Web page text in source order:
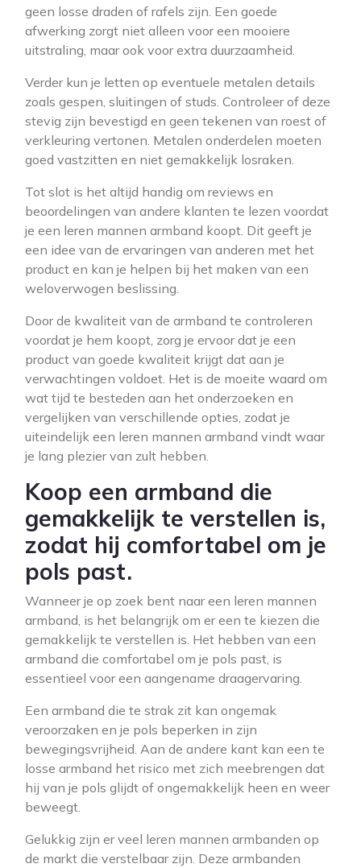
geen losse draden of rafels zijn. Een goede
afwerking zorgt niet alleen voor een mooiere
uitstraling, maar ook voor extra duurzaamheid.
Verder kun je letten op eventuele metalen details
zoals gespen, sluitingen of studs. Controleer of deze
stevig zijn bevestigd en geen tekenen van roest of
verkleuring vertonen. Metalen onderdelen moeten
goed vastzitten en niet gemakkelijk losraken.
Tot slot is het altijd handig om reviews en
beoordelingen van andere klanten te lezen voordat
je een leren mannen armband koopt. Dit geeft je
een idee van de ervaringen van anderen met het
product en kan je helpen bij het maken van een
weloverwogen beslissing.
Door de kwaliteit van de armband te controleren
voordat je hem koopt, zorg je ervoor dat je een
product van goede kwaliteit krijgt dat aan je
verwachtingen voldoet. Het is de moeite waard om
wat tijd te besteden aan het onderzoeken en
vergelijken van verschillende opties, zodat je
uiteindelijk een leren mannen armband vindt waar
je lang plezier van zult hebben.
Koop een armband die
gemakkelijk te verstellen is,
zodat hij comfortabel om je
pols past.
Wanneer je op zoek bent naar een leren mannen
armband, is het belangrijk om er een te kiezen die
gemakkelijk te verstellen is. Het hebben van een
armband die comfortabel om je pols past, is
essentieel voor een aangename draagervaring.
Een armband die te strak zit kan ongemak
veroorzaken en je pols beperken in zijn
bewegingsvrijheid. Aan de andere kant kan een te
losse armband het risico met zich meebrengen dat
hij van je pols glijdt of ongemakkelijk heen en weer
beweegt.
Gelukkig zijn er veel leren mannen armbanden op
de markt die verstelbaar zijn. Deze armbanden